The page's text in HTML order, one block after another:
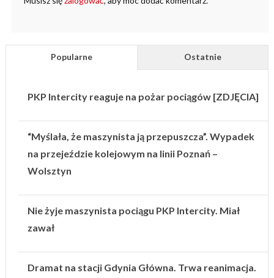
Popularne Ostatnie
PKP Intercity reaguje na pożar pociągów [ZDJĘCIA]
“Myślała, że maszynista ją przepuszcza”. Wypadek
na przejeździe kolejowym na linii Poznań –
Wolsztyn
Nie żyje maszynista pociągu PKP Intercity. Miał
zawał
Dramat na stacji Gdynia Główna. Trwa reanimacja.